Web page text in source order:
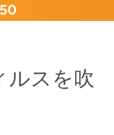
ルスを吹